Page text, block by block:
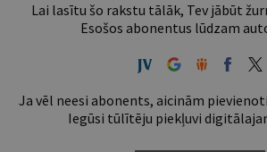
Lai lasītu šo rakstu tālāk, Tev jābūt
Esošos abonentus lūdzam
Ja vēl neesi abonents, aicinām
Iegūsi tūlītēju piekļuvi